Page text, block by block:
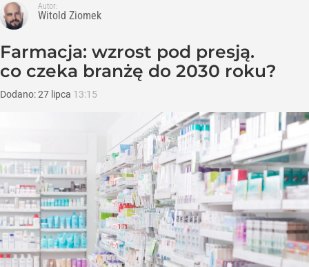
Autor:
Witold Ziomek
Farmacja: wzrost pod presją.
co czeka branżę do 2030 roku?
Dodano:27 lipca 13:15